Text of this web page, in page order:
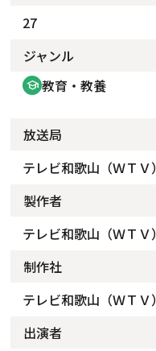
27
ジャンル
school 教育・教養
放送局
テレビ和歌山（ＷＴＶ）
製作者
テレビ和歌山（ＷＴＶ）
制作社
テレビ和歌山（ＷＴＶ）
出演者